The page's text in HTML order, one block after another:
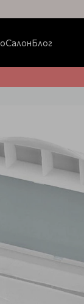
СалонБлог